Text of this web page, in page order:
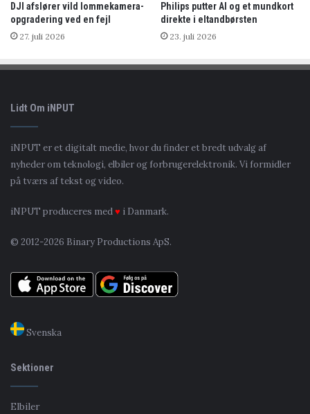
DJI afslører vild lommekamera-
opgradering ved en fejl
27. juli 2026
Philips putter AI og et mundkort
direkte i eltandbørsten
23. juli 2026
Lidt Om iNPUT
iNPUT er et digitalt medie, hvor du finder et bredt udvalg af
nyheder om teknologi, elbiler og forbrugerelektronik. Vi formidler
på tværs af tekst og video.
iNPUT produceres med♥ i Danmark.
© 2012-2026 Binary Productions ApS.
Svenska
Sektioner
Elbiler